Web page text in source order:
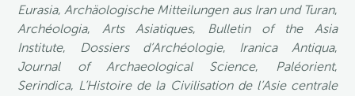
Eurasia,Archäologische Mitteilungen aus Iran und Turan,
Archéologia, Arts Asiatiques, Bulletin of the Asia
Institute, Dossiers d’Archéologie, Iranica Antiqua,
Journal of Archaeological Science, Paléorient,
Serindica, L’Histoire de la Civilisation de l’Asie centrale